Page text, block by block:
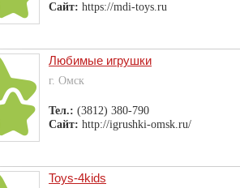
Сайт: https://mdi-toys.ru
Любимые игрушки
г. Омск
Тел.: (3812) 380-790
Сайт: http://igrushki-omsk.ru/
Toys-4kids